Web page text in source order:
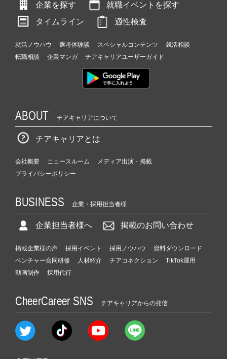
企業を探す
就職イベントを探す
タイムライン
適性検査
就活ノウハウ 選考体験談 スペシャルコンテンツ
就活相談
転職相談
企業マンガ チアキャリアユーザーガイド
ABOUT チアキャリアについて
チアキャリアとは
会社概要 ニュースルーム
メディア出演・掲載
プライバシーポリシー
BUSINESS 企業・採用担当者様
企業担当者様へ 掲載のお問い合わせ
掲載企業様の声 採用イベント 採用ノウハウ
資料ダウンロード
ベンチャー合同研修
人材紹介 チアコネクション
TikTok運用
動画制作
採用代行
CheerCareer SNS チアキャリアからの発信